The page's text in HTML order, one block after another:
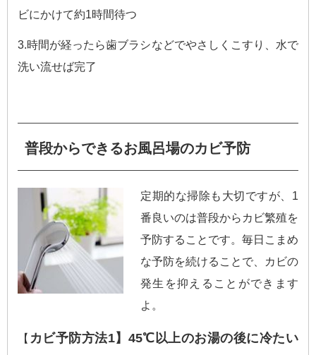
ビにかけて約1時間待つ
3.時間が経ったら歯ブラシなどでやさしくこすり、水で
洗い流せば完了
普段からできるお風呂場のカビ予防
定期的な掃除も大切ですが、1
番良いのは普段からカビ繁殖を
予防することです。毎日こまめ
な予防を続けることで、カビの
発生を抑えることができます
よ。
【 カビ予防方法1】45℃以上のお湯の後に冷たい